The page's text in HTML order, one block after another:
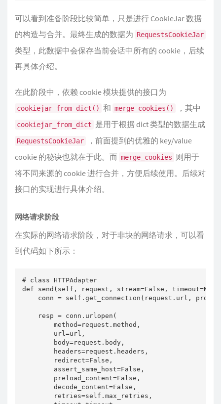
可以看到准备阶段比较简单，只是进行 CookieJar 数据
的构造与合并。最终生成的数据为 RequestsCookieJar
类型，此数据中会保存当前会话中所有的 cookie，后续
再具体介绍。
在此阶段中，依赖 cookie 模块提供的接口为
cookiejar_from_dict() 和 merge_cookies() ，其中
cookiejar_from_dict 是用于根据 dict 类型的数据生成
RequestsCookieJar
，前面提到的优雅的 key/value
cookie 的秘诀也就在于此。而 merge_cookies
则用于
将不同来源的 cookie 进行合并，方便后续使用。后续对
接口的实现进行具体介绍。
网络请求阶段
在实际的网络请求阶段，对于非块的网络请求，可以看
到代码如下所示：
# class HTTPAdapter
def send(self, request, stream=False,
conn = self.get_connection(request.url,
    resp = conn.urlopen(
        method=request.method,
        url=url,
        body=request.body,
        headers=request.headers,
        redirect=False,
        assert_same_host=False,
        preload_content=False,
        decode_content=False,
        retries=self.max_retries,